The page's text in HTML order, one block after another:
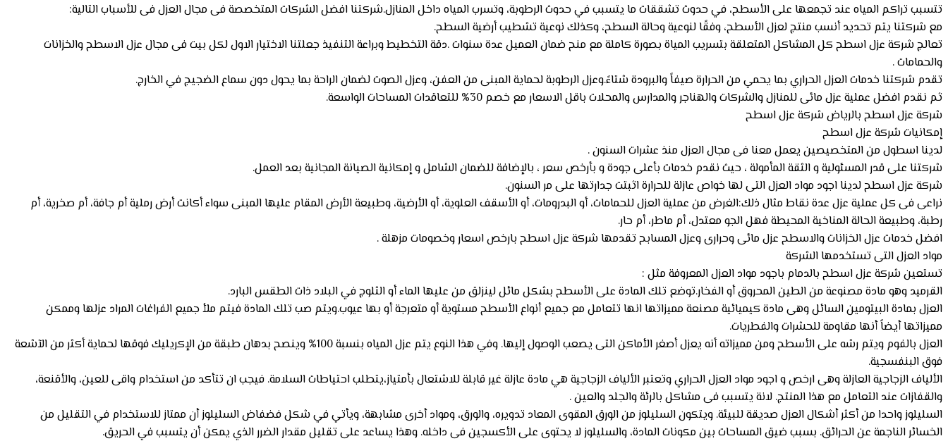
تتسبب تراكم المياه عند تجمعها على الأسطح، في حدوث تشققات ما يتسبب في حدوث الرطوبة، وتسرب المياه داخل المنازل.شركتنا افضل الشركات المتخصصة فى مجال العزل فى للأسباب التالية:
مع شركتنا يتم تحديد أنسب منتج لعزل الأسطح، وفقًا لنوعية وحالة السطح، وكذلك نوعية تشطيب أرضية السطح.
تعالج شركة عزل اسطح كل المشاكل المتعلقة بتسريب المياة بصورة كاملة مع منح ضمان العميل عدة سنوات .دقة التخطيط وبراعة التنفيذ جعلتنا الاختيار الاول لكل بيت فى مجال عزل الاسطح والخزانات
والحمامات .
تقدم شركتنا خدمات العزل الحراري بما يحمي من الحرارة صيفاً والبرودة شتاءً.وعزل الرطوبة لحماية المبنى من العفن، وعزل الصوت لضمان الراحة بما يحول دون سماع الضجيج في الخارج.
ثم نقدم افضل عملية عزل مائى للمنازل والشركات والهناجر والمدارس والمحلات باقل الاسعار مع خصم 30% للتعاقدات المساحات الواسعة.
شركة عزل اسطح بالرياض شركة عزل اسطح
إمكانيات شركة عزل اسطح
لدينا اسطول من المتخصيصين يعمل معنا فى مجال العزل منذ عشرات السنون .
شركتنا على قدر المسئولية و الثقة المأمولة ، حيث نقدم خدمات بأعلى جودة و بأرخص سعر ، بالإضافة للضمان الشامل و إمكانية الصيانة المجانية بعد العمل.
شركة عزل اسطح لدينا اجود مواد العزل التى لها خواص عازلة للحرارة اثبتت جدارتها على مر السنون.
نراعى فى كل عملية عزل عدة نقاط مثال ذلك:الغرض من عملية العزل للحمامات، أو البدرومات، أو الأسقف العلوية، أو الأرضية، وطبيعة الأرض المقام عليها المبنى سواء أكانت أرض رملية أم جافة، أم صخرية، أم
رطبة، وطبيعة الحالة المناخية المحيطة فهل الجو معتدل، أم ماطر، أم حار.
افضل خدمات عزل الخزانات والاسطح عزل مائى وحرارى وعزل المسابح تقدمها شركة عزل اسطح بارخص اسعار وخصومات مزهلة .
مواد العزل التى تستخدمها الشركة
تستعين شركة عزل اسطح بالدمام باجود مواد العزل المعروفة مثل :
القرميد وهو مادة مصنوعة من الطين المحروق أو الفخار.توضع تلك المادة على الأسطح بشكل مائل لينزلق من عليها الماء أو الثلوج في البلاد ذات الطقس البارد.
العزل بمادة البيتومين السائل وهى مادة كيميائية مصنعة مميزاتها انها تتعامل مع جميع أنواع الأسطح مستوية أو متعرجة أو بها عيوب.ويتم صب تلك المادة فيتم ملأ جميع الفراغات المراد عزلها وممكن
مميزاتها أيضاً أنها مقاومة للحشرات والفطريات.
العزل بالفوم ويتم رشه على الأسطح ومن مميزاته أنه يعزل أصغر الأماكن التى يصعب الوصول إليها. وفي هذا النوع يتم عزل المياه بنسبة 100% وينصح بدهان طبقة من الإكريليك فوقها لحماية أكثر من الآشعة
فوق البنفسجية.
الألياف الزجاجية العازلة وهى ارخص و اجود مواد العزل الحراري وتعتبر الألياف الزجاجية هي مادة عازلة غير قابلة للاشتعال بأمتياز،يتطلب احتياطات السلامة. فيجب ان تتأكد من استخدام واقى للعين، والأقنعة،
والقفازات عند التعامل مع هذا المنتج. لانة يتسبب فى مشاكل بالرئة والجلد والعين .
السليلوز واحدا من أكثر أشكال العزل صديقة للبيئة. ويتكون السليلوز من الورق المقوى المعاد تدويره، والورق، ومواد أخرى مشابهة، ويأتي في شكل فضفاض السليلوز أن ممتاز للاستخدام في التقليل من
الخسائر الناجمة عن الحرائق. بسبب ضيق المساحات بين مكونات المادة، والسليلوز لا يحتوى على الأكسجين فى داخله. وهذا يساعد على تقليل مقدار الضرر الذي يمكن أن يتسبب في الحريق.